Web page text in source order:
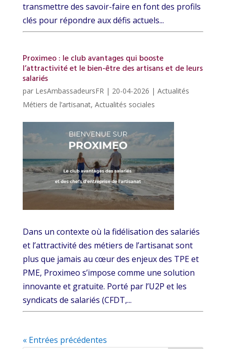
transmettre des savoir-faire en font des profils
clés pour répondre aux défis actuels...
Proximeo : le club avantages qui booste
l’attractivité et le bien-être des artisans et de leurs
salariés
par LesAmbassadeursFR| 20-04-2026 | Actualités
Métiers de l’artisanat, Actualités sociales
Dans un contexte où la fidélisation des salariés
et l’attractivité des métiers de l’artisanat sont
plus que jamais au cœur des enjeux des TPE et
PME, Proximeo s’impose comme une solution
innovante et gratuite. Porté par l’U2P et les
syndicats de salariés (CFDT,...
« Entrées précédentes